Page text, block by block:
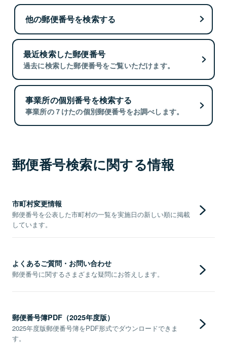
他の郵便番号を検索する
最近検索した郵便番号
過去に検索した郵便番号をご覧いただけます。
事業所の個別番号を検索する
事業所の７けたの個別郵便番号をお調べします。
郵便番号検索に関する情報
市町村変更情報
郵便番号を公表した市町村の一覧を実施日の新しい順に掲載
しています。
よくあるご質問・お問い合わせ
郵便番号に関するさまざまな疑問にお答えします。
郵便番号簿PDF（2025年度版）
2025年度版郵便番号簿をPDF形式でダウンロードできま
す。